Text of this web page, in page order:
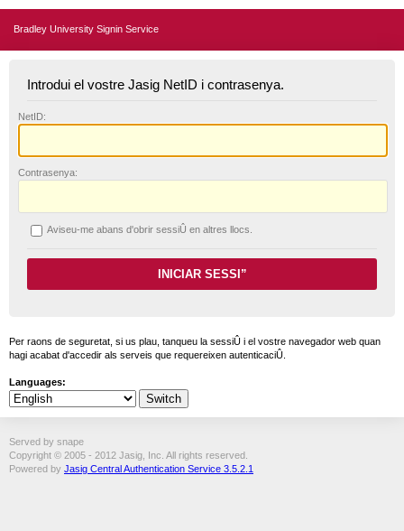
Bradley University Signin Service
Introdui el vostre Jasig NetID i contrasenya.
NetID:
Contrasenya:
Aviseu-me abans d'obrir sessiÛ en altres llocs.
Per raons de seguretat, si us plau, tanqueu la sessiÛ i el vostre navegador web quan
hagi acabat d'accedir als serveis que requereixen autenticaciÛ.
Languages:
Served by snape
Copyright © 2005 - 2012 Jasig, Inc. All rights reserved.
Powered by Jasig Central Authentication Service 3.5.2.1